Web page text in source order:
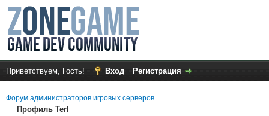
Приветствуем, Гость! Вход Регистрация
Форум администраторов игровых серверов
Профиль Terl